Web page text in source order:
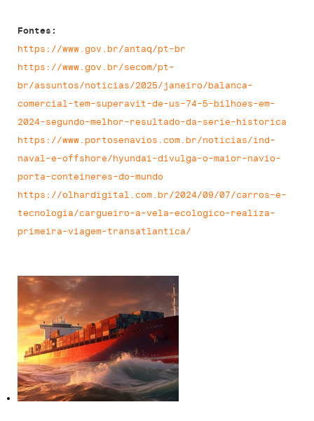
Fontes:
https://www.gov.br/antaq/pt-br
https://www.gov.br/secom/pt-
br/assuntos/noticias/2025/janeiro/balanca-
comercial-tem-superavit-de-us-74-5-bilhoes-em-
2024-segundo-melhor-resultado-da-serie-historica
https://www.portosenavios.com.br/noticias/ind-
naval-e-offshore/hyundai-divulga-o-maior-navio-
porta-conteineres-do-mundo
https://olhardigital.com.br/2024/09/07/carros-e-
tecnologia/cargueiro-a-vela-ecologico-realiza-
primeira-viagem-transatlantica/